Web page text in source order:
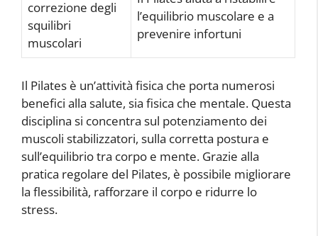
correzione degli
squilibri
muscolari
l’equilibrio muscolare e a
prevenire infortuni
Il Pilates è un’attività fisica che porta numerosi
benefici alla salute, sia fisica che mentale. Questa
disciplina si concentra sul potenziamento dei
muscoli stabilizzatori, sulla corretta postura e
sull’equilibrio tra corpo e mente. Grazie alla
pratica regolare del Pilates, è possibile migliorare
la flessibilità, rafforzare il corpo e ridurre lo
stress.